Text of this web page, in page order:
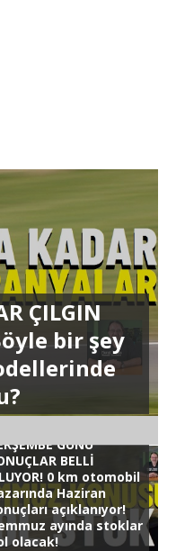
ÇILGIN
bir şey
GÜNÜ
BELLİ
0 km otomobil
Haziran
açıklanıyor!
ayında stoklar
olacak!